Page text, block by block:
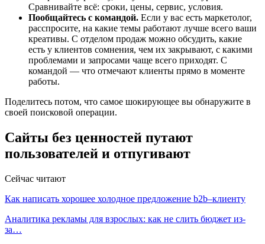
Сравнивайте всё: сроки, цены, сервис, условия.
Пообщайтесь с командой. Если у вас есть маркетолог,
расспросите, на какие темы работают лучше всего ваши
креативы. С отделом продаж можно обсудить, какие
есть у клиентов сомнения, чем их закрывают, с какими
проблемами и запросами чаще всего приходят. С
командой — что отмечают клиенты прямо в моменте
работы.
Поделитесь потом, что самое шокирующее вы обнаружите в
своей поисковой операции.
Сайты без ценностей путают
пользователей и отпугивают
Сейчас читают
Как написать хорошее холодное предложение b2b–клиенту
Аналитика рекламы для взрослых: как не слить бюджет из-
за…